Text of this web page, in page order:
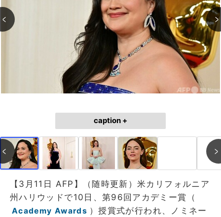
caption +
【3月11日 AFP】（随時更新）米カリフォルニア
州ハリウッドで10日、第96回アカデミー賞（
Academy Awards ）授賞式が行われ、ノミネー